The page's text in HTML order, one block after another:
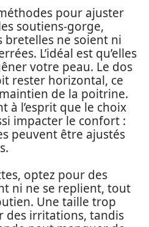
pour ajuster
soutiens-gorge,
bretelles ne soient ni
L’idéal est qu’elles
votre peau. Le dos
rester horizontal, ce
de la poitrine.
à l’esprit que le choix
impacter le confort :
peuvent être ajustés
optez pour des
ni ne se replient, tout
Une taille trop
des irritations, tandis